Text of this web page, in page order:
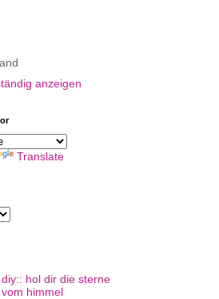
anzeigen
Translate
diy:: hol dir die sterne
vom himmel